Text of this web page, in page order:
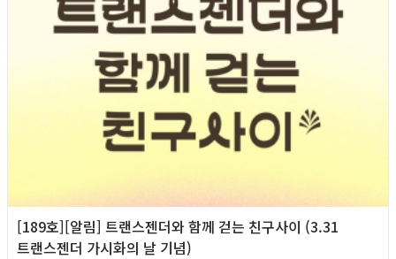
[189호][알림] 트랜스젠더와 함께 걷는 친구사이 (3.31
트랜스젠더 가시화의 날 기념)